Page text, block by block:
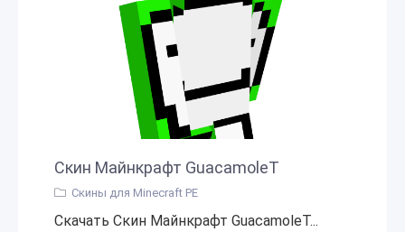
Скин Майнкрафт GuacamoleT
Скины для Minecraft PE
Скачать Скин Майнкрафт GuacamoleT...